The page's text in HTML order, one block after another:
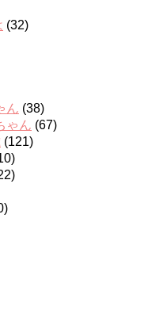
(32)
ん (38)
ゃん (67)
(121)